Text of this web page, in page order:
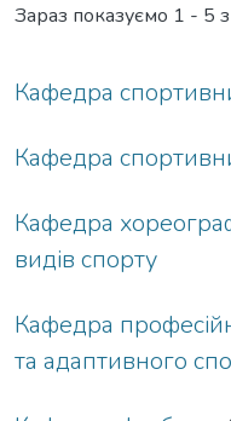
Зараз показуємо 1 - 5
Кафедра
Кафедра
Кафедра
видів спорту
Кафедра
та адаптивного